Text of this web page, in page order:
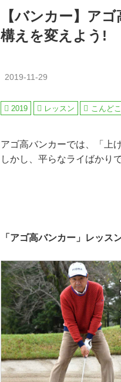
【バンカー】ア
構えを変えよう!
2019-11-29
2019 レッスン こんど
アゴ高バンカーでは、「上
しかし、平らなライばかり
「アゴ高バンカー」レッス